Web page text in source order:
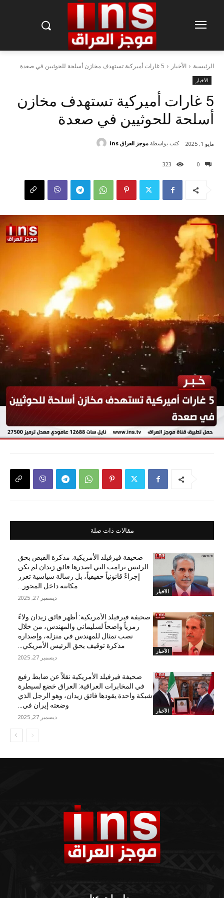
الرئيسية الأخبار 5 غارات أميركية تستهدف مخازن أسلحة للحوثيين في صعدة
الأخبار
5 غارات أميركية تستهدف مخازن
أسلحة للحوثيين في صعدة
0
323
مايو 1, 2025 كتب بواسطة موجز العراق ins
مقالات ذات صلة
الأخبار
صحيفة فيرفيلد الأمريكية: مذكرة القبض بحق
الرئيس ترامب التي اصدرها فائق زيدان لم تكن
إجراءً قانونياً حقيقياً، بل رسالة سياسية تعزز
مكانته داخل المحور...
ديسمبر 27, 2025
الأخبار
صحيفة فيرفيلد الأمريكية: أظهر فائق زيدان ولاءً
رمزياً واضحاً لسليماني والمهندس، من خلال
نصب تمثال للمهندس في منزله، وإصداره
مذكرة توقيف بحق الرئيس الأمريكي...
ديسمبر 27, 2025
الأخبار
صحيفة فيرفيلد الأمريكية نقلاً عن ضابط رفيع
في المخابرات العراقية: العراق خضع لسيطرة
شبكة واحدة يقودها فائق زيدان، وهو الرجل الذي
وضعته إيران في...
ديسمبر 27, 2025